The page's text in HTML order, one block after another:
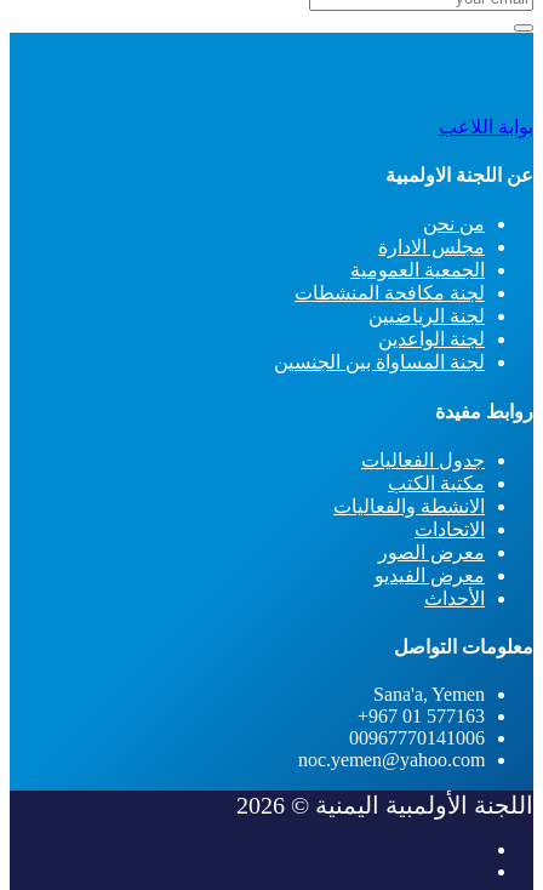
بوابة اللاعب
عن اللجنة الاولمبية
من نحن
مجلس الادارة
الجمعية العمومية
لجنة مكافحة المنشطات
لجنة الرياضيين
لجنة الواعدين
لجنة المساواة بين الجنسين
روابط مفيدة
جدول الفعاليات
مكتبة الكتب
الانشطة والفعاليات
الاتحادات
معرض الصور
معرض الفيديو
الأحداث
معلومات التواصل
Sana'a, Yemen
577163 01 967+
00967770141006
noc.yemen@yahoo.com
اللجنة الأولمبية اليمنية © 2026